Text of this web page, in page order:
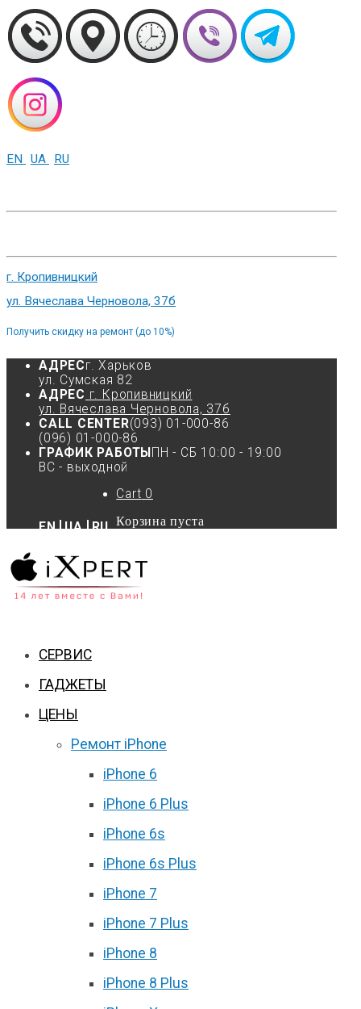
EN UA RU
г. Кропивницкий
ул. Вячеслава Черновола, 37б
Получить скидку на ремонт (до 10%)
АДРЕСг. Харьков
ул. Сумская 82
АДРЕС г. Кропивницкий
ул. Вячеслава Черновола, 37б
CALL CENTER(093) 01-000-86
(096) 01-000-86
ГРАФИК РАБОТЫ ПН - СБ 10:00 - 19:00
ВС - выходной
EN UA RU
Cart 0
Корзина пуста
СЕРВИС
ГАДЖЕТЫ
ЦЕНЫ
Ремонт iPhone
iPhone 6
iPhone 6 Plus
iPhone 6s
iPhone 6s Plus
iPhone 7
iPhone 7 Plus
iPhone 8
iPhone 8 Plus